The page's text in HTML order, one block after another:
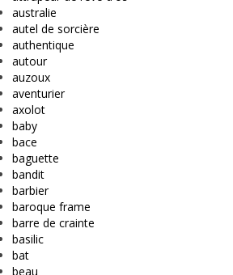
australie
autel de sorcière
authentique
autour
auzoux
aventurier
axolot
baby
bace
baguette
bandit
barbier
baroque frame
barre de crainte
basilic
bat
beau